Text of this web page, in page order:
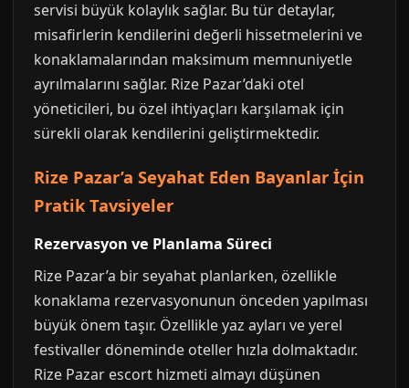
servisi büyük kolaylık sağlar. Bu tür detaylar,
misafirlerin kendilerini değerli hissetmelerini ve
konaklamalarından maksimum memnuniyetle
ayrılmalarını sağlar. Rize Pazar’daki otel
yöneticileri, bu özel ihtiyaçları karşılamak için
sürekli olarak kendilerini geliştirmektedir.
Rize Pazar’a Seyahat Eden Bayanlar İçin
Pratik Tavsiyeler
Rezervasyon ve Planlama Süreci
Rize Pazar’a bir seyahat planlarken, özellikle
konaklama rezervasyonunun önceden yapılması
büyük önem taşır. Özellikle yaz ayları ve yerel
festivaller döneminde oteller hızla dolmaktadır.
Rize Pazar escort hizmeti almayı düşünen